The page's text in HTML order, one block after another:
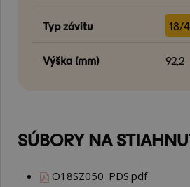
Typ závitu 18/
Výška (mm) 92,2
SÚBORY NA
O18SZ050_PDS.pdf